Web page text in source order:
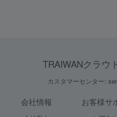
TRAIWANクラウ
カスタマーセンター:
会社情報 お客様サ